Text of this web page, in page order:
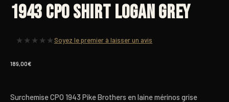
1943 CPO Shirt Logan Grey
★ ★ ★ ★ ★Soyez le premier à laisser un avis
189,00€
Surchemise CPO 1943 Pike Brothers en laine mérinos grise